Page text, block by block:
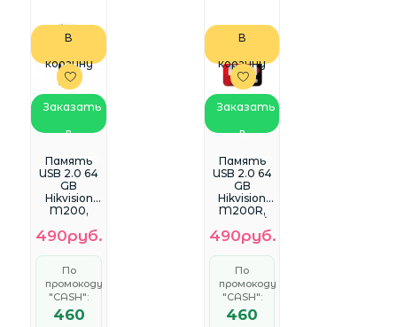
В
корзину
Заказать
в
WhatsApp
Память
USB 2.0 64
GB
Hikvision
M200,
корпус (HS-
USB-
M200(STD)
/64G/EN)
490руб.
По
промокоду
"CASH":
460
В
корзину
Заказать
в
WhatsApp
Память
USB 2.0 64
GB
Hikvision
M200R,
красный,
пласт.
корпус (HS-
USB-
M200R(ST
D)/USB2.0/6
4G)
490руб.
По
промокоду
"CASH":
460